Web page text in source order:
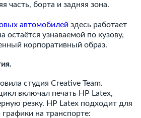
часть, борта и задняя зона.
автомобилей здесь работает
остаётся узнаваемой по кузову,
корпоративный образ.
студия Creative Team.
включал печать HP Latex,
резку. HP Latex подходит для
на транспорте: